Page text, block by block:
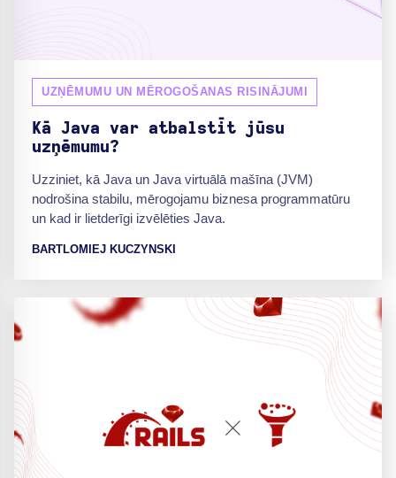
UZŅĒMUMU UN MĒROGOŠANAS RISINĀJUMI
Kā Java var atbalstīt jūsu
uzņēmumu?
Uzziniet, kā Java un Java virtuālā mašīna (JVM)
nodrošina stabilu, mērogojamu biznesa programmatūru
un kad ir lietderīgi izvēlēties Java.
BARTLOMIEJ KUCZYNSKI